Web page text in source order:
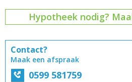
Hypotheek nodig?
Contact?
Maak een afspraak
0599 581759